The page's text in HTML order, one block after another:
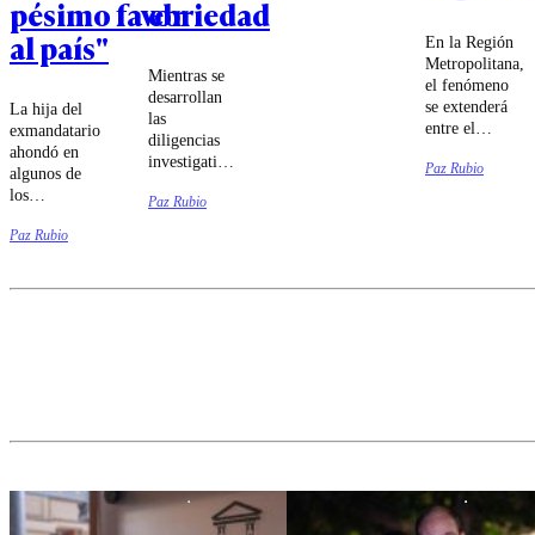
pésimo favor
al país"
La hija del
exmandatario
ahondó en
algunos de
los
del
Paz Rubio
ebriedad
Mientras se
desarrollan
las
diligencias
investigativas
siniestro vial,
apercibido.
Paz Rubio
En la Región
Metropolitana,
el fenómeno
se extenderá
entre el
el jueves 13
Paz Rubio